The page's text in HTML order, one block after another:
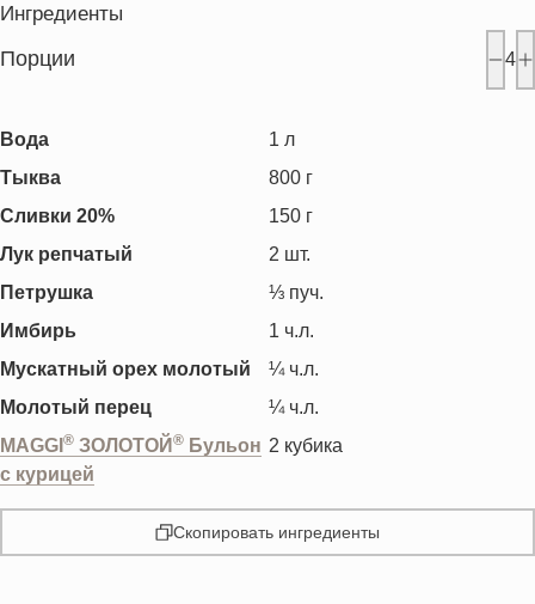
Ингредиенты
Порции 4
Вода 1 л
Тыква
800 г
Сливки 20%
150 г
Лук репчатый
2 шт.
Петрушка
⅓ пуч.
Имбирь
1 ч.л.
Мускатный орех молотый
¼ ч.л.
Молотый перец
¼ ч.л.
MAGGI ® ЗОЛОТОЙ ® Бульон
с курицей
2 кубика
Скопировать ингредиенты